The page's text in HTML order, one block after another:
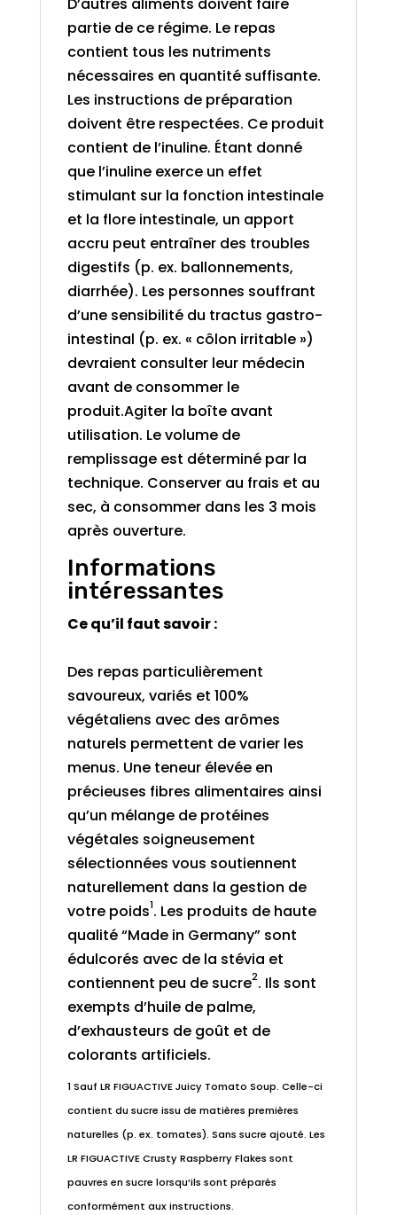
partie de ce régime. Le repas
contient tous les nutriments
nécessaires en quantité suffisante.
Les instructions de préparation
doivent être respectées. Ce produit
contient de l’inuline. Étant donné
que l’inuline exerce un effet
stimulant sur la fonction intestinale
et la flore intestinale, un apport
accru peut entraîner des troubles
digestifs (p. ex. ballonnements,
diarrhée). Les personnes souffrant
d’une sensibilité du tractus gastro-
intestinal (p. ex. « côlon irritable »)
devraient consulter leur médecin
avant de consommer le
produit.Agiter la boîte avant
utilisation. Le volume de
remplissage est déterminé par la
technique. Conserver au frais et au
sec, à consommer dans les 3 mois
après ouverture.
Informations
intéressantes
Ce qu’il faut savoir :
Des repas particulièrement
savoureux, variés et 100%
végétaliens avec des arômes
naturels permettent de varier les
menus. Une teneur élevée en
précieuses fibres alimentaires ainsi
qu’un mélange de protéines
végétales soigneusement
sélectionnées vous soutiennent
naturellement dans la gestion de
votre poids1. Les produits de haute
qualité “Made in Germany” sont
édulcorés avec de la stévia et
contiennent peu de sucre2. Ils sont
exempts d’huile de palme,
d’exhausteurs de goût et de
colorants artificiels.
1 Sauf LR FIGUACTIVE Juicy Tomato Soup. Celle-ci
contient du sucre issu de matières premières
naturelles (p. ex. tomates). Sans sucre ajouté. Les
LR FIGUACTIVE Crusty Raspberry Flakes sont
pauvres en sucre lorsqu’ils sont préparés
conformément aux instructions.